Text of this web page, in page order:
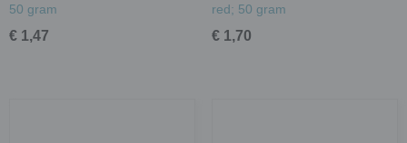
50 gram
€ 1,47
red; 50 gram
€ 1,70